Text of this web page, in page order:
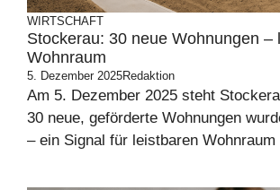
WIRTSCHAFT
Stockerau: 30 neue Wohnungen –
Wohnraum
5. Dezember 2025Redaktion
Am 5. Dezember 2025 steht
30 neue, geförderte Wohnungen
– ein Signal für leistbaren Wohnraum